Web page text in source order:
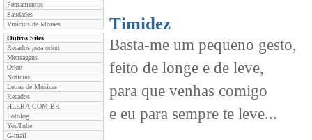
Pensamentos
Saudades
Vinícius de Moraes
Outros Sites
Recados para orkut
Mensagens
Orkut
Noticias
Letras de Músicas
Recados
HLERA.COM.BR
Fotolog
YouTube
G-mail
Timidez
Basta-me um pequeno gesto,
feito de longe e de leve,
para que venhas comigo
e eu para sempre te leve...